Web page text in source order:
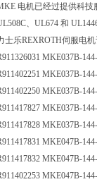
电机已经过提供科技
、UL674 和
士乐REXROTH伺服电
MKE037B-
MKE037B-
MKE037B-
MKE037B-
MKE037B-
MKE047B-
MKE047B-
MKE047B-